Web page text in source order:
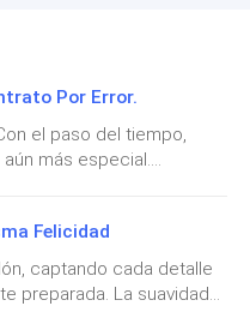
la voz quebrada,
el vaso al barman
intento mantener mi
mi amiga. Por más
Por Error.
el paso del tiempo,
más especial.
siempre rebosante de
explorador,
en el mundo.Hace
adorable pareja de
Felicidad
captando cada detalle
preparada. La suavidad